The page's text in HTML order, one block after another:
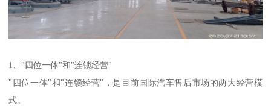
1、"四位一体"和"连锁经营"
"四位一体"和"连锁经营"，是目前国际汽车售后市场的两大经营模
式。